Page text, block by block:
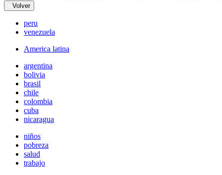
Volver
peru
venezuela
America latina
argentina
bolivia
brasil
chile
colombia
cuba
nicaragua
niños
pobreza
salud
trabajo